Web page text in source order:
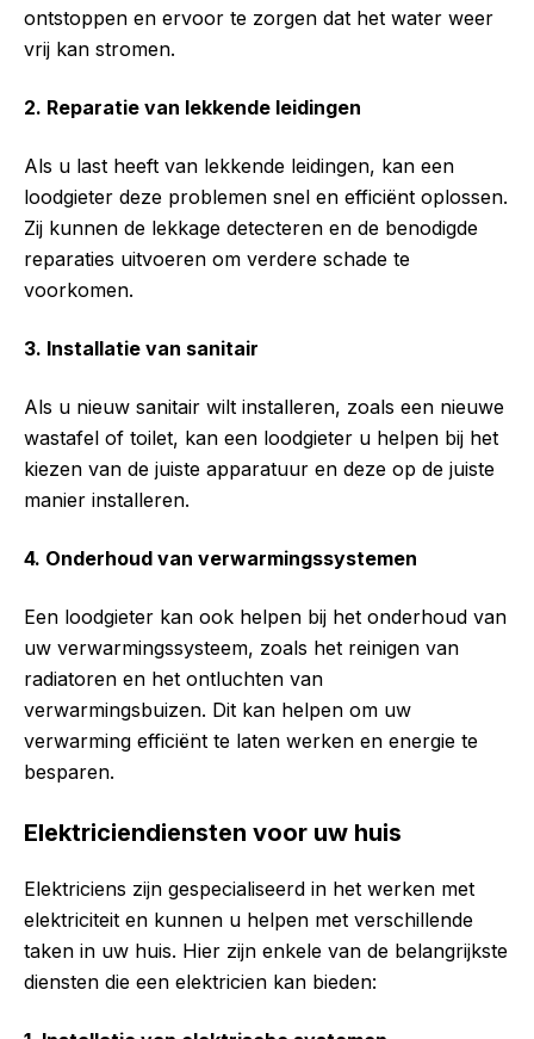
ontstoppen en ervoor te zorgen dat het water weer
vrij kan stromen.
2. Reparatie van lekkende leidingen
Als u last heeft van lekkende leidingen, kan een
loodgieter deze problemen snel en efficiënt oplossen.
Zij kunnen de lekkage detecteren en de benodigde
reparaties uitvoeren om verdere schade te
voorkomen.
3. Installatie van sanitair
Als u nieuw sanitair wilt installeren, zoals een nieuwe
wastafel of toilet, kan een loodgieter u helpen bij het
kiezen van de juiste apparatuur en deze op de juiste
manier installeren.
4. Onderhoud van verwarmingssystemen
Een loodgieter kan ook helpen bij het onderhoud van
uw verwarmingssysteem, zoals het reinigen van
radiatoren en het ontluchten van
verwarmingsbuizen. Dit kan helpen om uw
verwarming efficiënt te laten werken en energie te
besparen.
Elektriciendiensten voor uw huis
Elektriciens zijn gespecialiseerd in het werken met
elektriciteit en kunnen u helpen met verschillende
taken in uw huis. Hier zijn enkele van de belangrijkste
diensten die een elektricien kan bieden: